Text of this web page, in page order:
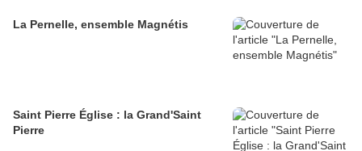
La Pernelle, ensemble Magnétis
Saint Pierre Église : la Grand'Saint
Pierre